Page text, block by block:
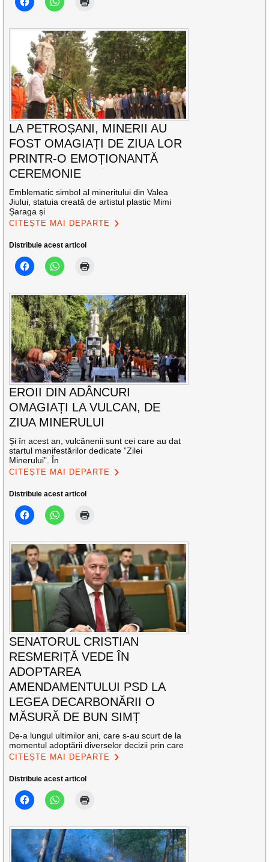
LA PETROȘANI, MINERII AU
FOST OMAGIAȚI DE ZIUA LOR
PRINTR-O EMOȚIONANTĂ
CEREMONIE
Emblematic simbol al mineritului din Valea
Jiului, statuia creată de artistul plastic Mimi
Șaraga și
CITEȘTE MAI DEPARTE
Distribuie acest articol
EROII DIN ADÂNCURI
OMAGIAȚI LA VULCAN, DE
ZIUA MINERULUI
Și în acest an, vulcănenii sunt cei care au dat
startul manifestărilor dedicate ”Zilei
Minerului”. În
CITEȘTE MAI DEPARTE
Distribuie acest articol
SENATORUL CRISTIAN
RESMERIȚĂ VEDE ÎN
ADOPTAREA
AMENDAMENTULUI PSD LA
LEGEA DECARBONĂRII O
MĂSURĂ DE BUN SIMȚ
De-a lungul ultimilor ani, care s-au scurt de la
momentul adoptării diverselor decizii prin care
CITEȘTE MAI DEPARTE
Distribuie acest articol